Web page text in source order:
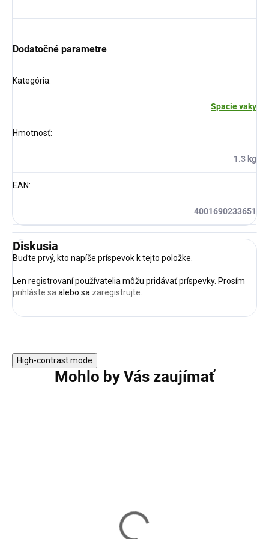
Dodatočné parametre
Kategória:
Spacie vaky
Hmotnosť:
1.3 kg
EAN:
4001690233651
Diskusia
Buďte prvý, kto napíše príspevok k tejto položke.
Len registrovaní používatelia môžu pridávať príspevky. Prosím
prihláste saalebo sa zaregistrujte.
High-contrast mode
Mohlo by Vás zaujímať